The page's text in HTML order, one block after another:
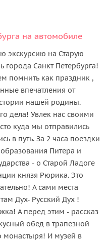
на автомобиле
экскурсию на Старую
города Санкт Петербурга!
помнить как праздник ,
впечатления от
нашей родины.
дела! Увлек нас своими
куда мы отправились
в путь. За 2 часа поездки
Питера и
- о Старой Ладоге
князя Рюрика. Это
А сами места
Дух- Русский Дух !
А перед этим - рассказ
обед в трапезной
монастыря! И музей в